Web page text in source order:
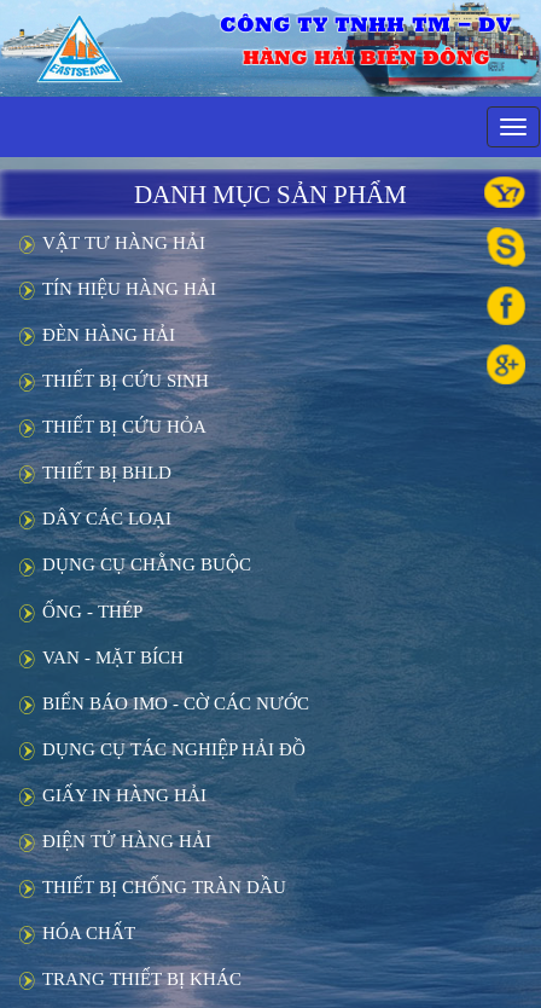
CÔNG TY TNHH TM - DV
HÀNG HẢI BIỂN ĐÔNG
DANH MỤC SẢN PHẨM
VẬT TƯ HÀNG HẢI
TÍN HIỆU HÀNG HẢI
ĐÈN HÀNG HẢI
THIẾT BỊ CỨU SINH
THIẾT BỊ CỨU HỎA
THIẾT BỊ BHLD
DÂY CÁC LOẠI
DỤNG CỤ CHẰNG BUỘC
ỐNG - THÉP
VAN - MẶT BÍCH
BIỂN BÁO IMO - CỜ CÁC NƯỚC
DỤNG CỤ TÁC NGHIỆP HẢI ĐỒ
GIẤY IN HÀNG HẢI
ĐIỆN TỬ HÀNG HẢI
THIẾT BỊ CHỐNG TRÀN DẦU
HÓA CHẤT
TRANG THIẾT BỊ KHÁC